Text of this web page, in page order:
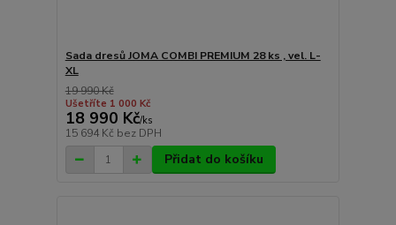
Sada dresů JOMA COMBI PREMIUM 28 ks , vel. L-
XL
19 990 Kč
Ušetříte 1 000 Kč
18 990 Kč/ks
15 694 Kč bez DPH
Přidat do košíku